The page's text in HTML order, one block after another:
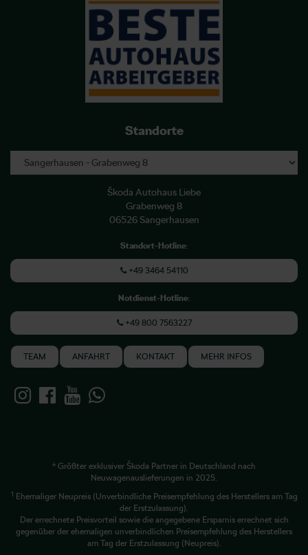
Standorte
Škoda Autohaus Liebe
Grabenweg 8
06526 Sangerhausen
Standort-Hotline:
+49 3464 54110
Notdienst-Hotline:
+49 800 7563227
TEAM ANFAHRT KONTAKT MEHR INFOS
* Größter exklusiver Škoda Partner in Deutschland nach
Neuwagenauslieferungen in 2025.
1 Ehemaliger Neupreis (Unverbindliche Preisempfehlung des Herstellers am Tag
der Erstzulassung).
Der errechnete Preisvorteil sowie die angegebene Ersparnis errechnet sich
gegenüber der ehemaligen unverbindlichen Preisempfehlung des Herstellers
am Tag der Erstzulassung (Neupreis).